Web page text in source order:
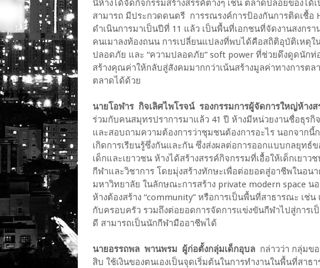
นี้ห้างได้จัดกิจกรรมสร้างสรรค์ต่างๆ เช่น ตลาดปล่อยของได้
สามารถ มีประกวดดนตรี การรณรงค์การป้องกันการติดเชื้อ
ดำเนินการมาเป็นปีที่ 11 แล้ว เป็นพื้นที่เอกชนที่จัดงานสงก
คนเมาลงท้องถนน การเปลี่ยนแปลงที่พบได้คือสถิติอุบัติเหตุใ
ปลอดภัย และ “ความปลอดภัย” soft power ที่ช่วยดึงดูดนักท่
สร้างคุณค่าให้กลับสู่สังคมมากกว่าเน้นสร้างมูลค่าทางการต
ตลาดได้ด้วย
นายโอฬาร กิจเลิศไพโรจน์ รองกรรมการผู้จัดการใหญ่ห้างส
ร่วมกับคนสมุทรปราการมาแล้ว 41 ปี ห้างมีหน่วยงานชื่อธุร
และสอบถามความต้องการว่าชุมชนต้องการอะไร นอกจาก
เกิดการเรียนรู้ซึ่งกันและกัน ซึ่งส่งผลต่อการออกแบบกลยุทธ์
เด็กและเยาวชน ห้างได้สร้างสรรค์กิจกรรมที่เอื้อให้เด็กเย
กีฬาและวิชาการ โดยมุ่งสร้างทักษะเพื่อต่อยอดสู่อาชีพในอน
มหาวิทยาลัย ในลักษณะการสร้าง private modern space น
ห้างต้องสร้าง “community” หรือการเป็นพื้นที่สาธารณะ เช่
กับครอบครัว รวมถึงต่อยอดการจัดการแข่งขันกีฬาไปสู่การเ
ดี สามารถเป็นนักกีฬามืออาชีพได้
นายอรรถพล พานพรม ผู้ก่อตั้งกลุ่มเด็กอุบล กล่าวว่า กลุ่มข
สิบ ใช้เงินของตนเองเป็นจุดเริ่มต้นในการทำงานในพื้นที่สา